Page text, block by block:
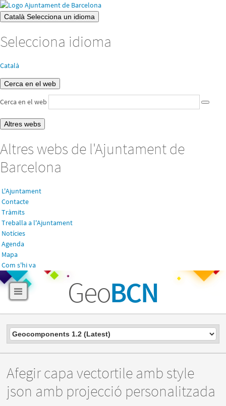
Català Selecciona un idioma
Selecciona idioma
Català
Cerca en el web
Cerca en el web
Altres webs
Altres webs de l'Ajuntament de
Barcelona
L'Ajuntament
Contacte
Tràmits
Treballa a l'Ajuntament
Notícies
Agenda
Mapa
Com s'hi va
GeoBCN
Afegir capa vectortile amb style
json amb projecció personalitzada